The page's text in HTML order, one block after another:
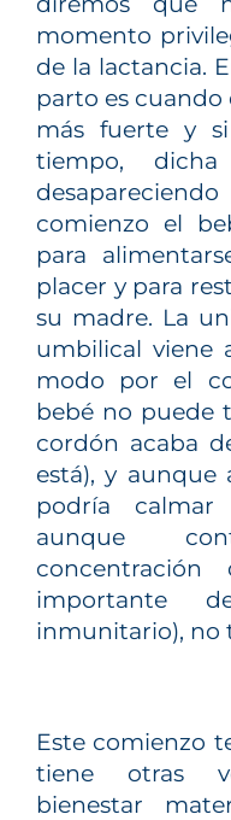
momento
de la lactancia.
parto es
más fuerte y
tiempo,
comienzo el
para
placer y para
su madre. La
umbilical viene
modo por el
bebé no puede
cordón acaba
está), y aunque
podría calmar
aunque
importante
inmunitario), no
Este comienzo
tiene otras
bienestar